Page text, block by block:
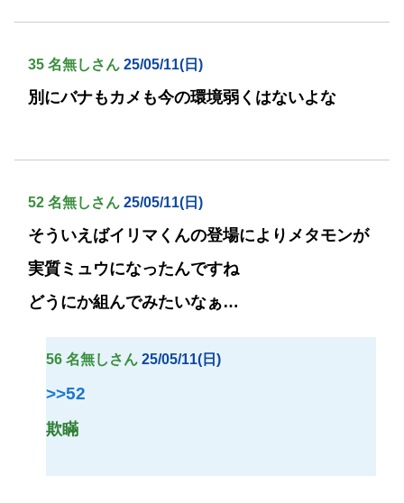
35 名無しさん 25/05/11(日)
別にバナもカメも今の環境弱くはないよな
52 名無しさん 25/05/11(日)
そういえばイリマくんの登場によりメタモンが
実質ミュウになったんですね
どうにか組んでみたいなぁ…
56 名無しさん 25/05/11(日)
>>52
欺瞞